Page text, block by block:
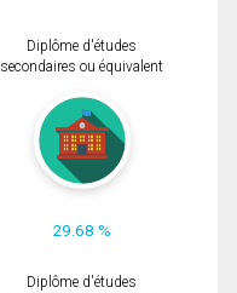
Diplôme d'études
secondaires ou équivalent
29.68 %
Diplôme d'études